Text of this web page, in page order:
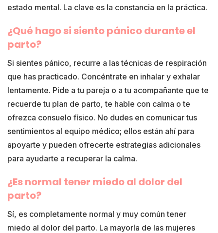
estado mental. La clave es la constancia en la práctica.
¿Qué hago si siento pánico durante el
parto?
Si sientes pánico, recurre a las técnicas de respiración
que has practicado. Concéntrate en inhalar y exhalar
lentamente. Pide a tu pareja o a tu acompañante que te
recuerde tu plan de parto, te hable con calma o te
ofrezca consuelo físico. No dudes en comunicar tus
sentimientos al equipo médico; ellos están ahí para
apoyarte y pueden ofrecerte estrategias adicionales
para ayudarte a recuperar la calma.
¿Es normal tener miedo al dolor del
parto?
Sí, es completamente normal y muy común tener
miedo al dolor del parto. La mayoría de las mujeres